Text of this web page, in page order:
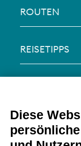
ROUTEN
REISETIPPS
Via
Diese